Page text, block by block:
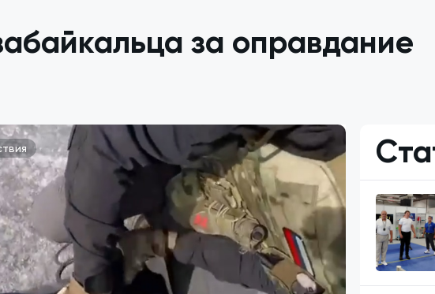
за оправдание